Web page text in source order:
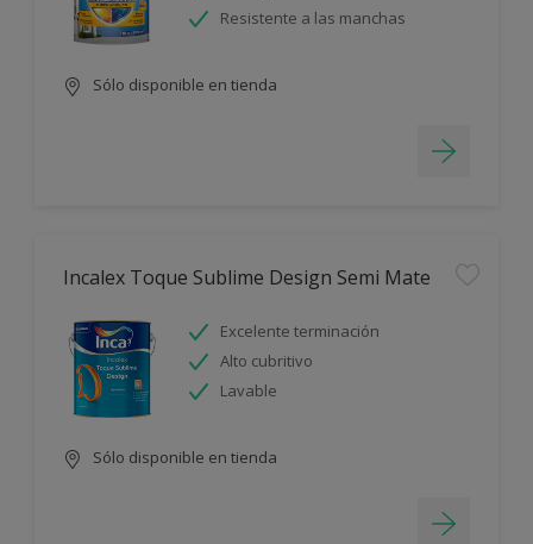
Resistente a las manchas
Sólo disponible en tienda
Incalex Toque Sublime Design Semi Mate
Excelente terminación
Alto cubritivo
Lavable
Sólo disponible en tienda